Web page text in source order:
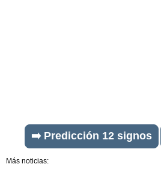
➡️ Predicción 12 signos
Más noticias: